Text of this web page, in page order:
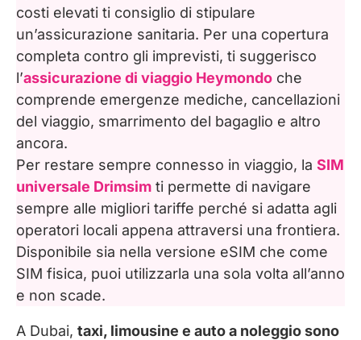
costi elevati ti consiglio di stipulare
un’assicurazione sanitaria. Per una copertura
completa contro gli imprevisti, ti suggerisco
l’assicurazione di viaggio Heymondo che
comprende emergenze mediche, cancellazioni
del viaggio, smarrimento del bagaglio e altro
ancora.
Per restare sempre connesso in viaggio, la SIM
universale Drimsim ti permette di navigare
sempre alle migliori tariffe perché si adatta agli
operatori locali appena attraversi una frontiera.
Disponibile sia nella versione eSIM che come
SIM fisica, puoi utilizzarla una sola volta all’anno
e non scade.
A Dubai, taxi, limousine e auto a noleggio sono